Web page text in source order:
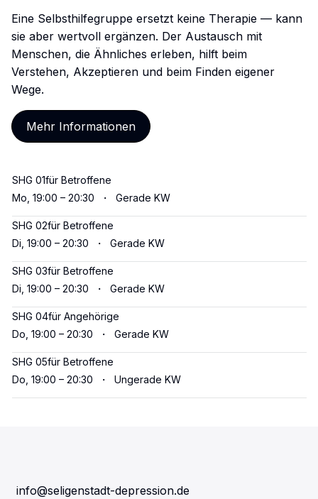
Eine Selbsthilfegruppe ersetzt keine Therapie — kann
sie aber wertvoll ergänzen. Der Austausch mit
Menschen, die Ähnliches erleben, hilft beim
Verstehen, Akzeptieren und beim Finden eigener
Wege.
Mehr Informationen
Mo, 19:00 – 20:30 ・ Gerade KW
SHG 01für Betroffene
Di, 19:00 – 20:30 ・ Gerade KW
SHG 02für Betroffene
Di, 19:00 – 20:30 ・ Gerade KW
SHG 03für Betroffene
Do, 19:00 – 20:30 ・ Gerade KW
SHG 04für Angehörige
Do, 19:00 – 20:30 ・ Ungerade KW
SHG 05für Betroffene
info@seligenstadt-depression.de